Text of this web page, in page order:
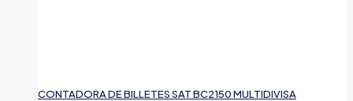
CONTADORA DE BILLETES SAT BC2150 MULTIDIVISA